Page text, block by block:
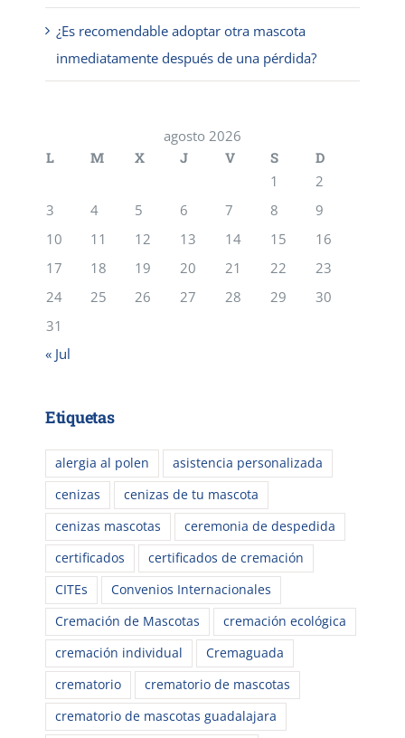
¿Es recomendable adoptar otra mascota
inmediatamente después de una pérdida?
agosto 2026
L
M X J V S
D
1
2
3
4 5 6 7 8
9
10
11 12 13 14 15
16
17
18 19 20 21 22
23
24
25 26 27 28 29
30
31
« Jul
Etiquetas
alergia al polen
asistencia personalizada
cenizas
cenizas de tu mascota
cenizas mascotas
ceremonia de despedida
certificados
certificados de cremación
CITEs
Convenios Internacionales
Cremación de Mascotas
cremación ecológica
cremación individual
Cremaguada
crematorio
crematorio de mascotas
crematorio de mascotas guadalajara